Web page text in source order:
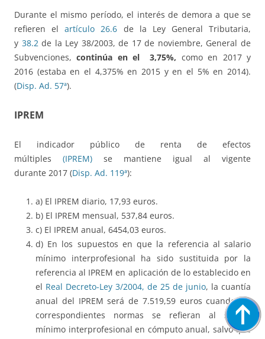
Durante el mismo período, el interés de demora a que se
refieren elartículo 26.6 de la Ley General Tributaria,
y 38.2 de la Ley 38/2003, de 17 de noviembre, General de
Subvenciones,continúa en el 3,75%, como en 2017 y
2016 (estaba en el 4,375% en 2015 y en el 5% en 2014).
(Disp. Ad. 57ª).
IPREM
El indicador público de renta de efectos
múltiples (IPREM) se mantiene igual al vigente
durante 2017 (Disp. Ad. 119ª):
a) El IPREM diario, 17,93 euros.
b) El IPREM mensual, 537,84 euros.
c) El IPREM anual, 6454,03 euros.
d) En los supuestos en que la referencia al salario
mínimo interprofesional ha sido sustituida por la
referencia al IPREM en aplicación de lo establecido en
el Real Decreto-Ley 3/2004, de 25 de junio, la cuantía
anual del IPREM será de 7.519,59 euros cuando las
correspondientes normas se refieran al salario
mínimo interprofesional en cómputo anual, salvo que